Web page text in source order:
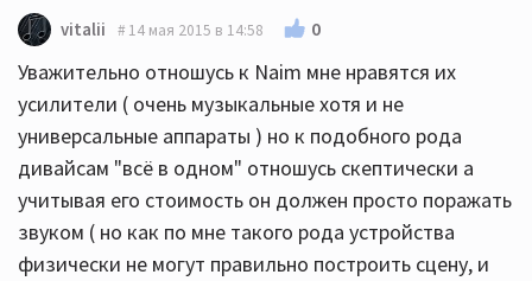
vitalii 14 мая 2015 в 14:58 0
Уважительно отношусь к Naim мне нравятся их
усилители ( очень музыкальные хотя и не
универсальные аппараты ) но к подобного рода
дивайсам "всё в одном" отношусь скептически а
учитывая его стоимость он должен просто поражать
звуком ( но как по мне такого рода устройства
физически не могут правильно построить сцену, и